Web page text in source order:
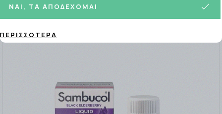
ΝΑΙ, ΤΑ ΑΠΟΔΈΧΟΜΑΙ
ΠΕΡΙΣΣΌΤΕΡΑ